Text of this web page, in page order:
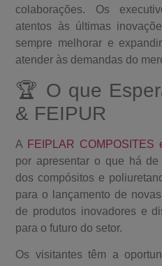
colaborações. Os
atentos às últimas
sempre melhorar e
atender às demandas do
🏆 O que
& FEIPUR
A FEIPLAR COMPOSITES
por apresentar o que há
dos compósitos e
para o lançamento de
de produtos inovadores e
para o futuro do setor.
Os visitantes têm a